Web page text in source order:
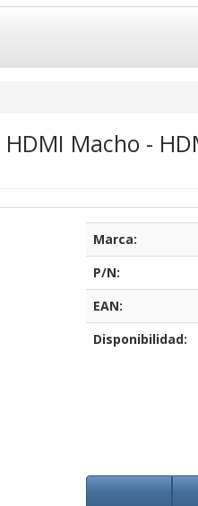
Macho -
Marca:
P/N:
EAN:
Disponibilidad: